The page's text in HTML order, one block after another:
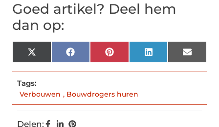
Goed artikel? Deel hem
dan op:
X
(Twitter)
FacebookPinterestLinkedInEmail
Tags:
Verbouwen , Bouwdrogers huren
Delen: